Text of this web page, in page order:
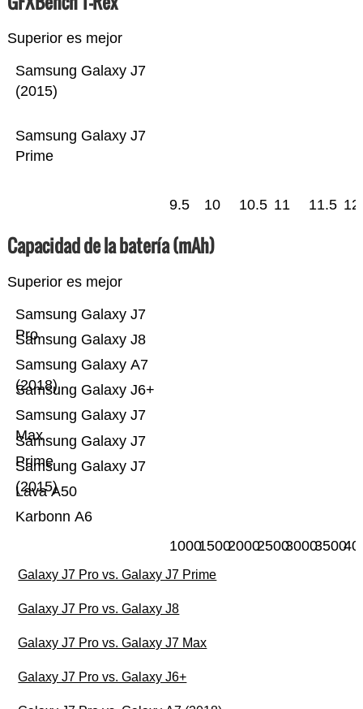
Superior es mejor
Samsung Galaxy J7
Prime
Samsung Galaxy J7
(2015)
9.5 10 10.5 11 11.5 12
Capacidad de la batería (mAh)
Superior es mejor
Karbonn A6
Lava A50
Samsung Galaxy J7
(2015)
Samsung Galaxy J7
Prime
Samsung Galaxy J7
Max
Samsung Galaxy J6+
Samsung Galaxy A7
(2018)
Samsung Galaxy J8
Samsung Galaxy J7
Pro
100015002000250030003500
Galaxy J7 Pro vs. Galaxy J7 Prime
Galaxy J7 Pro vs. Galaxy J8
Galaxy J7 Pro vs. Galaxy J7 Max
Galaxy J7 Pro vs. Galaxy J6+